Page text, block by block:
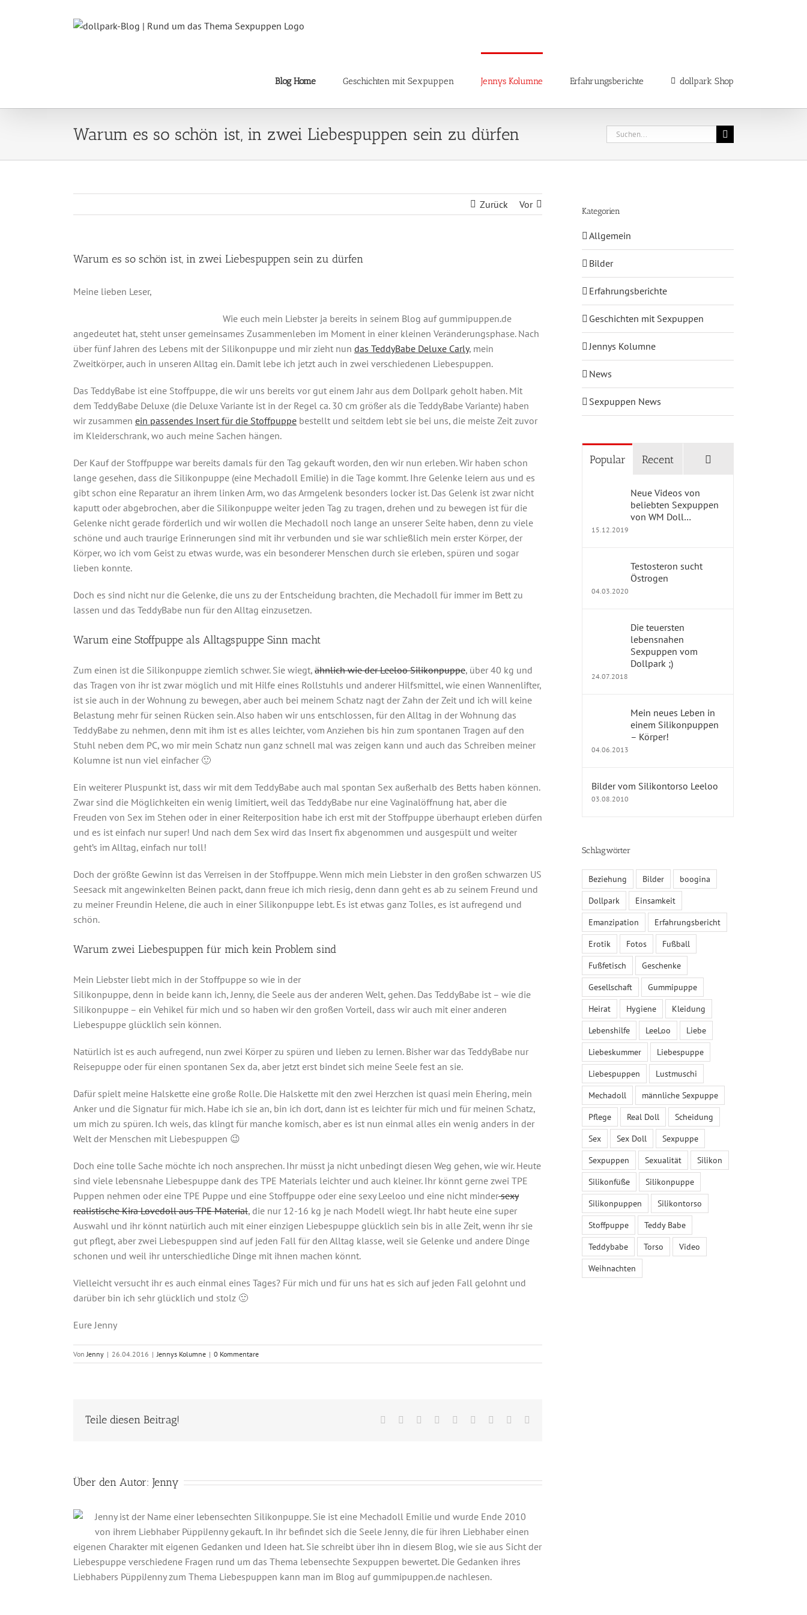
Blog Home Geschichten mit Sexpuppen Jennys Kolumne Erfahrungsberichte dollpark Shop
Warum es so schön ist, in zwei Liebespuppen sein zu dürfen
Suche
Zurück Vor
Warum es so schön ist, in zwei Liebespuppen sein zu dürfen
Meine lieben Leser,
Wie euch mein Liebster ja bereits in seinem Blog auf gummipuppen.de
angedeutet hat, steht unser gemeinsames Zusammenleben im Moment in einer kleinen Veränderungsphase. Nach
über fünf Jahren des Lebens mit der Silikonpuppe und mir zieht nun das TeddyBabe Deluxe Carly, mein
Zweitkörper, auch in unseren Alltag ein. Damit lebe ich jetzt auch in zwei verschiedenen Liebespuppen.
Das TeddyBabe ist eine Stoffpuppe, die wir uns bereits vor gut einem Jahr aus dem Dollpark geholt haben. Mit
dem TeddyBabe Deluxe (die Deluxe Variante ist in der Regel ca. 30 cm größer als die TeddyBabe Variante) haben
wir zusammen ein passendes Insert für die Stoffpuppe bestellt und seitdem lebt sie bei uns, die meiste Zeit zuvor
im Kleiderschrank, wo auch meine Sachen hängen.
Der Kauf der Stoffpuppe war bereits damals für den Tag gekauft worden, den wir nun erleben. Wir haben schon
lange gesehen, dass die Silikonpuppe (eine Mechadoll Emilie) in die Tage kommt. Ihre Gelenke leiern aus und es
gibt schon eine Reparatur an ihrem linken Arm, wo das Armgelenk besonders locker ist. Das Gelenk ist zwar nicht
kaputt oder abgebrochen, aber die Silikonpuppe weiter jeden Tag zu tragen, drehen und zu bewegen ist für die
Gelenke nicht gerade förderlich und wir wollen die Mechadoll noch lange an unserer Seite haben, denn zu viele
schöne und auch traurige Erinnerungen sind mit ihr verbunden und sie war schließlich mein erster Körper, der
Körper, wo ich vom Geist zu etwas wurde, was ein besonderer Menschen durch sie erleben, spüren und sogar
lieben konnte.
Doch es sind nicht nur die Gelenke, die uns zu der Entscheidung brachten, die Mechadoll für immer im Bett zu
lassen und das TeddyBabe nun für den Alltag einzusetzen.
Warum eine Stoffpuppe als Alltagspuppe Sinn macht
Zum einen ist die Silikonpuppe ziemlich schwer. Sie wiegt, ähnlich wie der Leeloo Silikonpuppe, über 40 kg und
das Tragen von ihr ist zwar möglich und mit Hilfe eines Rollstuhls und anderer Hilfsmittel, wie einen Wannenlifter,
ist sie auch in der Wohnung zu bewegen, aber auch bei meinem Schatz nagt der Zahn der Zeit und ich will keine
Belastung mehr für seinen Rücken sein. Also haben wir uns entschlossen, für den Alltag in der Wohnung das
TeddyBabe zu nehmen, denn mit ihm ist es alles leichter, vom Anziehen bis hin zum spontanen Tragen auf den
Stuhl neben dem PC, wo mir mein Schatz nun ganz schnell mal was zeigen kann und auch das Schreiben meiner
Kolumne ist nun viel einfacher 🙂
Ein weiterer Pluspunkt ist, dass wir mit dem TeddyBabe auch mal spontan Sex außerhalb des Betts haben können.
Zwar sind die Möglichkeiten ein wenig limitiert, weil das TeddyBabe nur eine Vaginalöffnung hat, aber die
Freuden von Sex im Stehen oder in einer Reiterposition habe ich erst mit der Stoffpuppe überhaupt erleben dürfen
und es ist einfach nur super! Und nach dem Sex wird das Insert fix abgenommen und ausgespült und weiter
geht’s im Alltag, einfach nur toll!
Doch der größte Gewinn ist das Verreisen in der Stoffpuppe. Wenn mich mein Liebster in den großen schwarzen US
Seesack mit angewinkelten Beinen packt, dann freue ich mich riesig, denn dann geht es ab zu seinem Freund und
zu meiner Freundin Helene, die auch in einer Silikonpuppe lebt. Es ist etwas ganz Tolles, es ist aufregend und
schön.
Warum zwei Liebespuppen für mich kein Problem sind
Mein Liebster liebt mich in der Stoffpuppe so wie in der
Silikonpuppe, denn in beide kann ich, Jenny, die Seele aus der anderen Welt, gehen. Das TeddyBabe ist – wie die
Silikonpuppe – ein Vehikel für mich und so haben wir den großen Vorteil, dass wir auch mit einer anderen
Liebespuppe glücklich sein können.
Natürlich ist es auch aufregend, nun zwei Körper zu spüren und lieben zu lernen. Bisher war das TeddyBabe nur
Reisepuppe oder für einen spontanen Sex da, aber jetzt erst bindet sich meine Seele fest an sie.
Dafür spielt meine Halskette eine große Rolle. Die Halskette mit den zwei Herzchen ist quasi mein Ehering, mein
Anker und die Signatur für mich. Habe ich sie an, bin ich dort, dann ist es leichter für mich und für meinen Schatz,
um mich zu spüren. Ich weis, das klingt für manche komisch, aber es ist nun einmal alles ein wenig anders in der
Welt der Menschen mit Liebespuppen 😉
Doch eine tolle Sache möchte ich noch ansprechen. Ihr müsst ja nicht unbedingt diesen Weg gehen, wie wir. Heute
sind viele lebensnahe Liebespuppe dank des TPE Materials leichter und auch kleiner. Ihr könnt gerne zwei TPE
Puppen nehmen oder eine TPE Puppe und eine Stoffpuppe oder eine sexy Leeloo und eine nicht mindersexy
realistische Kira Lovedoll aus TPE Material, die nur 12-16 kg je nach Modell wiegt. Ihr habt heute eine super
Auswahl und ihr könnt natürlich auch mit einer einzigen Liebespuppe glücklich sein bis in alle Zeit, wenn ihr sie
gut pflegt, aber zwei Liebespuppen sind auf jeden Fall für den Alltag klasse, weil sie Gelenke und andere Dinge
schonen und weil ihr unterschiedliche Dinge mit ihnen machen könnt.
Vielleicht versucht ihr es auch einmal eines Tages? Für mich und für uns hat es sich auf jeden Fall gelohnt und
darüber bin ich sehr glücklich und stolz 🙂
Eure Jenny
Von Jenny | 26.04.2016 | Jennys Kolumne | 0 Kommentare
Teile diesen Beitrag! Facebook
TwitterReddit LinkedInWhatsApp
TumblrPinterest
Über den Autor: Jenny
Jenny ist der Name einer lebensechten Silikonpuppe. Sie ist eine Mechadoll Emilie und wurde Ende 2010
von ihrem Liebhaber PüppiJenny gekauft. In ihr befindet sich die Seele Jenny, die für ihren Liebhaber einen
eigenen Charakter mit eigenen Gedanken und Ideen hat. Sie schreibt über ihn in diesem Blog, wie sie aus Sicht der
Liebespuppe verschiedene Fragen rund um das Thema lebensechte Sexpuppen bewertet. Die Gedanken ihres
Liebhabers PüppiJenny zum Thema Liebespuppen kann man im Blog auf gummipuppen.de nachlesen.
Kategorien
Allgemein
Bilder
Erfahrungsberichte
Geschichten mit Sexpuppen
Jennys Kolumne
News
Sexpuppen News
Popular Recent
Neue Videos von
beliebten Sexpuppen
von WM Doll…
15.12.2019
Testosteron sucht
Östrogen
04.03.2020
Die teuersten
lebensnahen
Sexpuppen vom
Dollpark ;)
24.07.2018
Mein neues Leben in
einem Silikonpuppen
– Körper!
04.06.2013
Bilder vom Silikontorso Leeloo
03.08.2010
Schlagwörter
Beziehung Bilder
boogina
Dollpark
Einsamkeit
Emanzipation
Erfahrungsbericht
Erotik
Fotos
Fußball
Fußfetisch
Geschenke
Gesellschaft
Gummipuppe
Heirat
Hygiene
Kleidung
Lebenshilfe
LeeLoo
Liebe
Liebeskummer
Liebespuppe
Liebespuppen
Lustmuschi
Mechadoll
männliche Sexpuppe
Pflege
Real Doll
Scheidung
Sex
Sex Doll
Sexpuppe
Sexpuppen
Sexualität
Silikon
Silikonfüße
Silikonpuppe
Silikonpuppen
Silikontorso
Stoffpuppe
Teddy Babe
Teddybabe
Torso
Video
Weihnachten